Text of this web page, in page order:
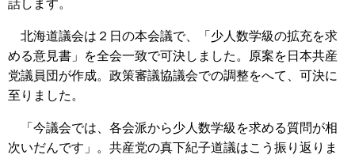
話します。
北海道議会は２日の本会議で、「少人数学級の拡充を求
める意見書」を全会一致で可決しました。原案を日本共産
党議員団が作成。政策審議協議会での調整をへて、可決に
至りました。
「今議会では、各会派から少人数学級を求める質問が相
次いだんです」。共産党の真下紀子道議はこう振り返りま